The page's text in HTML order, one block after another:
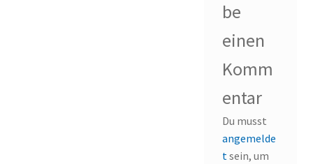
be
einen
Komm
entar
Du musst
angemelde
tsein, um